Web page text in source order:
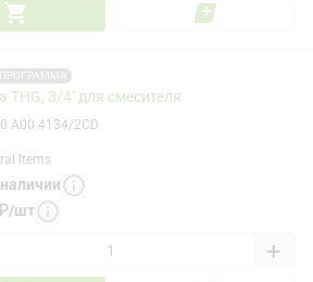
THG, 3/4'' для смесителя
A00 4134/2CD
Items
/шт
+